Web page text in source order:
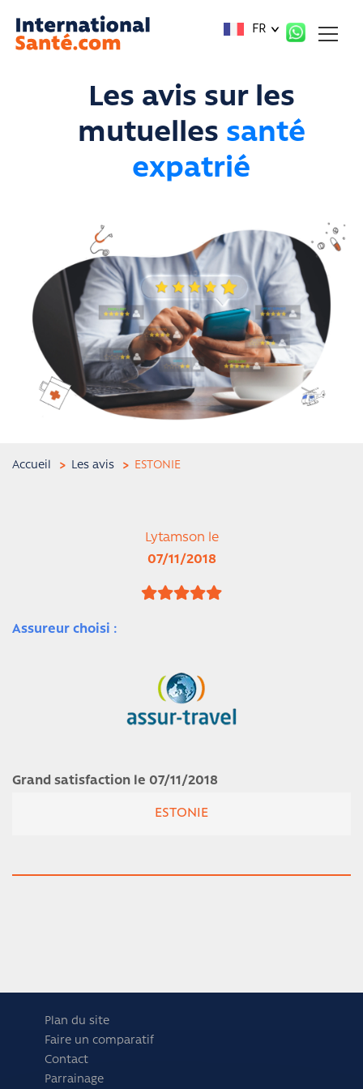
FR
Les avis sur les
mutuelles santé
expatrié
Accueil Les avis ESTONIE
Lytamson le
07/11/2018
Assureur choisi :
Grand satisfaction le 07/11/2018
ESTONIE
Plan du site
Faire un comparatif
Contact
Parrainage